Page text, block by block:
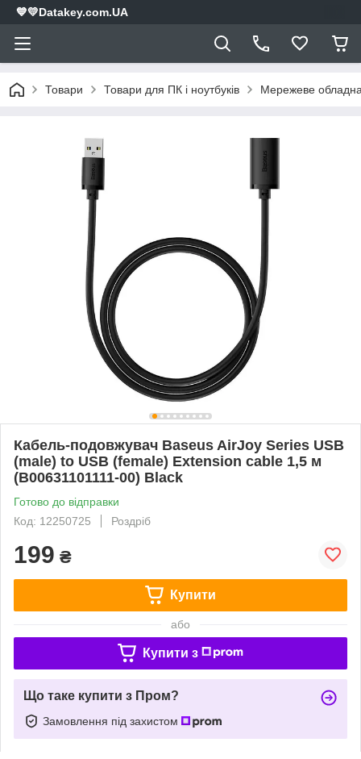
💙💛Datakey.com.UA
Товари Товари для ПК і ноутбуків Мережеве
Кабель-подовжувач Baseus AirJoy Series USB
(male) to USB (female) Extension cable 1,5 м
(B00631101111-00) Black
Готово до відправки
Код: 12250725
Роздріб
199 ₴
Купити
або
Купити з
Що таке купити з Пром?
Замовлення під захистом